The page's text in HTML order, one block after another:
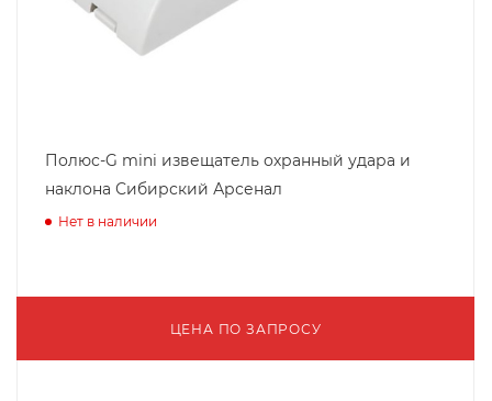
Полюс-G mini извещатель охранный удара и
наклона Сибирский Арсенал
Нет в наличии
ЦЕНА ПО ЗАПРОСУ